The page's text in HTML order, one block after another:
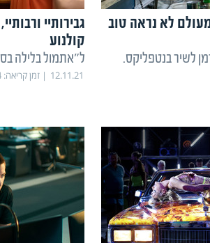
לא נראה טוב
לשיר בנטפליקס.
גבירותיי
קולנוע
ל"אתמול בלילה
12.11.21 זמן קריאה: